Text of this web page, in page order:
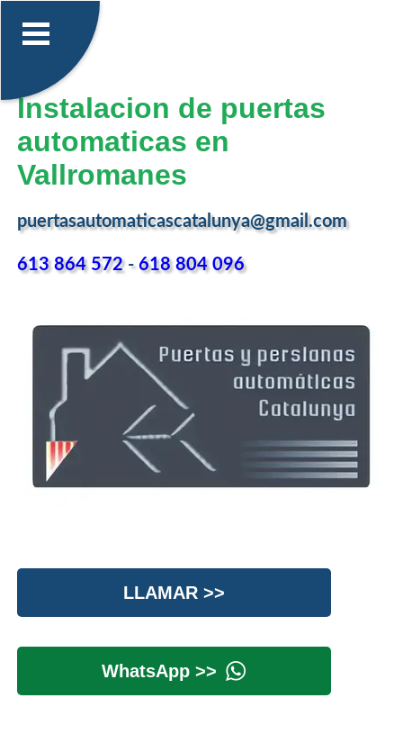
Instalacion de puertas
automaticas en
Vallromanes
puertasautomaticascatalunya@gmail.com
613 864 572-618 804 096
LLAMAR >>
WhatsApp >>